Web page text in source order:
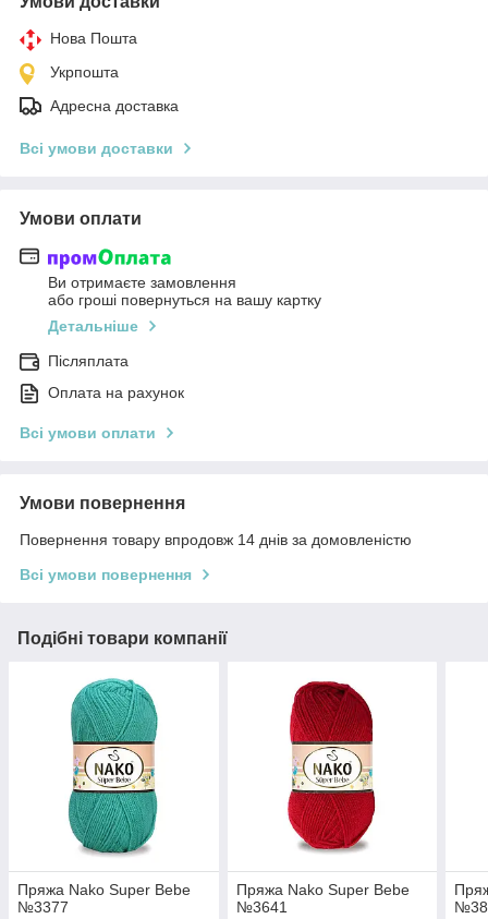
Нова Пошта
Укрпошта
Адресна доставка
Всі умови доставки
Умови оплати
Ви отримаєте замовлення
або гроші повернуться на вашу картку
Детальніше
Післяплата
Оплата на рахунок
Всі умови оплати
Умови повернення
Повернення товару впродовж 14 днів за домовленістю
Всі умови повернення
Подібні товари компанії
Пряжа Nako Super Bebe
№3377
Пряжа Nako Super Bebe
№3641